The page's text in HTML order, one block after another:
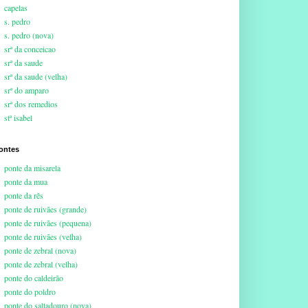
capelas
s. pedro
s. pedro (nova)
srª da conceicao
srª da saude
srª da saude (velha)
srª do amparo
srª dos remedios
stª isabel
ponte da misarela
ponte da mua
ponte da rês
ponte de ruivães (grande)
ponte de ruivães (pequena)
ponte de ruivães (velha)
ponte de zebral (nova)
ponte de zebral (velha)
ponte do caldeirão
ponte do poldro
ponte do saltadouro (nova)